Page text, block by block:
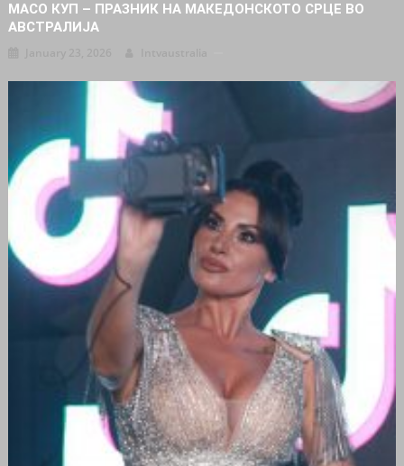
МАСО КУП – ПРАЗНИК НА МАКЕДОНСКОТО СРЦЕ ВО
АВСТРАЛИЈА